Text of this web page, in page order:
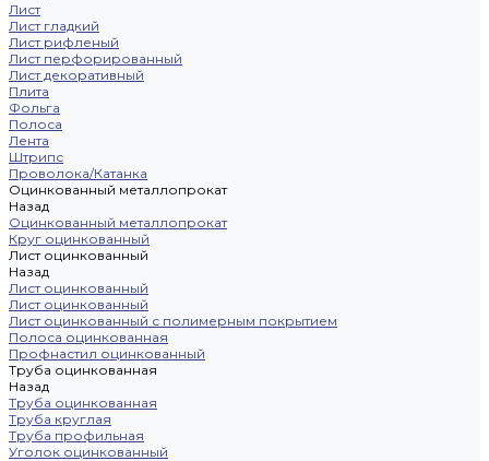
Лист
Лист гладкий
Лист рифленый
Лист перфорированный
Лист декоративный
Плита
Фольга
Полоса
Лента
Штрипс
Проволока/Катанка
Оцинкованный металлопрокат
Назад
Оцинкованный металлопрокат
Круг оцинкованный
Лист оцинкованный
Назад
Лист оцинкованный
Лист оцинкованный
Лист оцинкованный с полимерным покрытием
Полоса оцинкованная
Профнастил оцинкованный
Труба оцинкованная
Назад
Труба оцинкованная
Труба круглая
Труба профильная
Уголок оцинкованный